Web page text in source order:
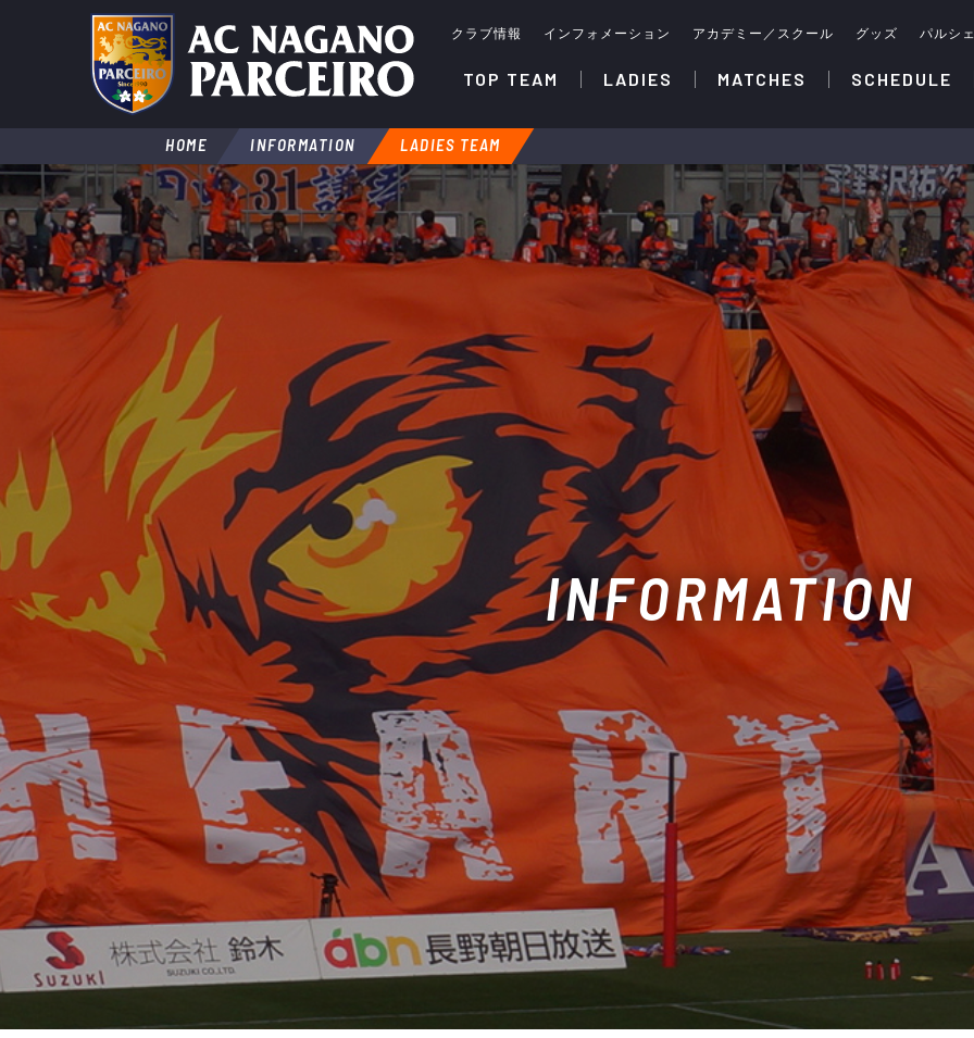
クラブ情報 インフォメーション アカデミー／スクール グッズ パルシェ
TOP TEAM LADIES MATCHES SCHEDULE
HOME INFORMATION LADIES TEAM
INFORMATION